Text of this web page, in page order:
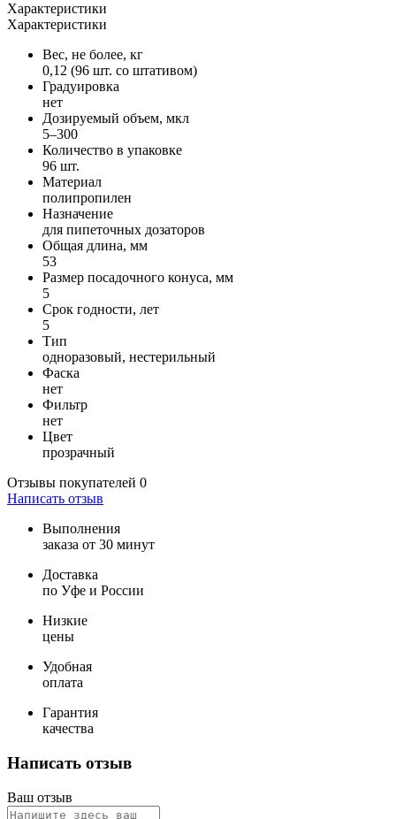
Характеристики
Характеристики
Вес, не более, кг
0,12 (96 шт. со штативом)
Градуировка
нет
Дозируемый объем, мкл
5–300
Количество в упаковке
96 шт.
Материал
полипропилен
Назначение
для пипеточных дозаторов
Общая длина, мм
53
Размер посадочного конуса, мм
5
Срок годности, лет
5
Тип
одноразовый, нестерильный
Фаска
нет
Фильтр
нет
Цвет
прозрачный
Отзывы покупателей 0
Написать отзыв
Выполнения
заказа от 30 минут
Доставка
по Уфе и России
Низкие
цены
Удобная
оплата
Гарантия
качества
Написать отзыв
Ваш отзыв